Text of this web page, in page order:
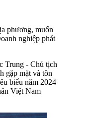
phương, muốn
nghiệp phát
Trung - Chủ tịch
gặp mặt và tôn
biểu năm 2024
Việt Nam